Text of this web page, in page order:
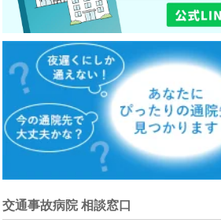
交通事故病院 相談窓口